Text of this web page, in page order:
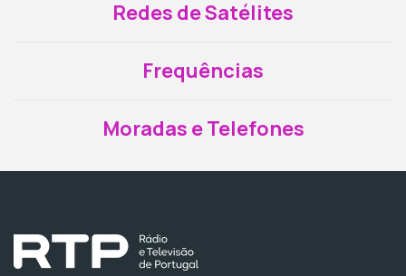
Redes de Satélites
Frequências
Moradas e Telefones